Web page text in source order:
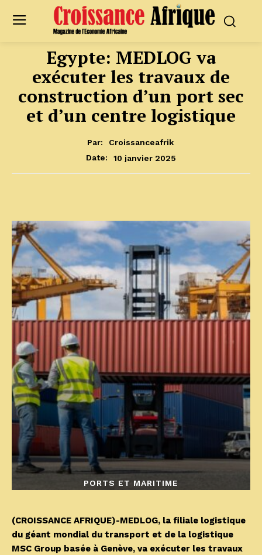
Egypte: MEDLOG va
exécuter les travaux de
construction d’un port sec
et d’un centre logistique
Par:
Croissanceafrik
Date:
10 janvier 2025
PORTS ET MARITIME
(CROISSANCE AFRIQUE)-MEDLOG, la filiale logistique
du géant mondial du transport et de la logistique
MSC Group basée à Genève, va exécuter les travaux